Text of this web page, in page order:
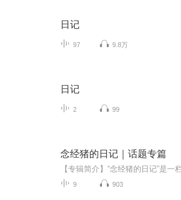
日记
97 9.8万
日记
2 99
念经猪的日记｜话题专篇
9 903